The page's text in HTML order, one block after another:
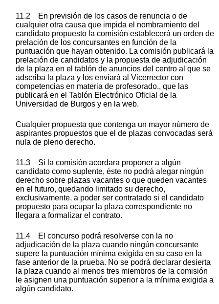
11.2 En previsión de los casos de renuncia o de
cualquier otra causa que impida el nombramiento del
candidato propuesto la comisión establecerá un orden de
prelación de los concursantes en función de la
puntuación que hayan obtenido. La comisión publicará la
prelación de candidatos y la propuesta de adjudicación
de la plaza en el tablón de anuncios del centro al que se
adscriba la plaza y los enviará al Vicerrector con
competencias en materia de profesorado., que las
publicará en el Tablón Electrónico Oficial de la
Universidad de Burgos y en la web.
Cualquier propuesta que contenga un mayor número de
aspirantes propuestos que el de plazas convocadas será
nula de pleno derecho.
11.3 Si la comisión acordara proponer a algún
candidato como suplente, éste no podrá alegar ningún
derecho sobre plazas vacantes o que queden vacantes
en el futuro, quedando limitado su derecho,
exclusivamente, a poder ser contratado si el candidato
propuesto para ocupar la plaza correspondiente no
llegara a formalizar el contrato.
11.4 El concurso podrá resolverse con la no
adjudicación de la plaza cuando ningún concursante
supere la puntuación mínima exigida en su caso en la
fase anterior de la prueba. No se podrá declarar desierta
la plaza cuando al menos tres miembros de la comisión
le asignen una puntuación superior a la mínima exigida a
algún candidato.